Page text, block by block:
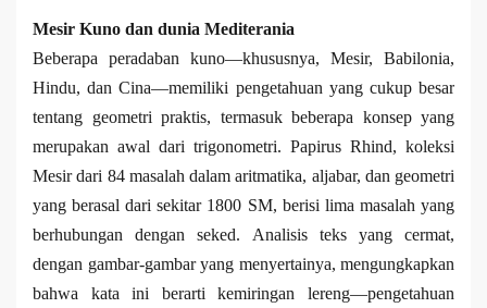
Mesir Kuno dan dunia Mediterania
Beberapa peradaban kuno—khususnya, Mesir, Babilonia,
Hindu, dan Cina—memiliki pengetahuan yang cukup besar
tentang geometri praktis, termasuk beberapa konsep yang
merupakan awal dari trigonometri. Papirus Rhind, koleksi
Mesir dari 84 masalah dalam aritmatika, aljabar, dan geometri
yang berasal dari sekitar 1800 SM, berisi lima masalah yang
berhubungan dengan seked. Analisis teks yang cermat,
dengan gambar-gambar yang menyertainya, mengungkapkan
bahwa kata ini berarti kemiringan lereng—pengetahuan